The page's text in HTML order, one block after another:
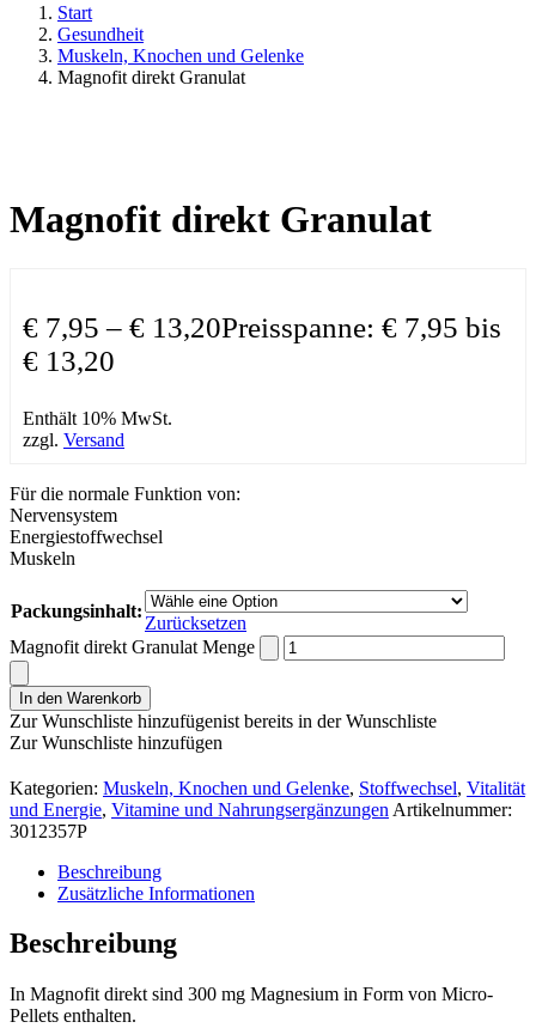
Start
Gesundheit
Muskeln, Knochen und Gelenke
Magnofit direkt Granulat
Magnofit direkt Granulat
€ 7,95 – € 13,20Preisspanne: € 7,95 bis
€ 13,20
Enthält 10% MwSt.
zzgl. Versand
Für die normale Funktion von:
Nervensystem
Energiestoffwechsel
Muskeln
Packungsinhalt:
Zurücksetzen
Magnofit direkt Granulat Menge
In den Warenkorb
Zur Wunschliste hinzufügenist bereits in der Wunschliste
Zur Wunschliste hinzufügen
Kategorien: Muskeln, Knochen und Gelenke, Stoffwechsel, Vitalität
und Energie, Vitamine und Nahrungsergänzungen Artikelnummer:
3012357P
Beschreibung
Zusätzliche Informationen
Beschreibung
In Magnofit direkt sind 300 mg Magnesium in Form von Micro-
Pellets enthalten.